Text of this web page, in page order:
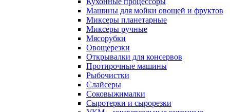
Машины для мойки овощей и фруктов
Миксеры планетарные
Миксеры ручные
Мясорубки
Овощерезки
Открывалки для консервов
Протирочные машины
Рыбочистки
Слайсеры
Соковыжималки
Сыротерки и сырорезки